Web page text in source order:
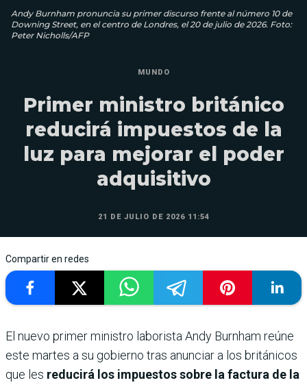
Andy Burnham pronuncia su primer discurso frente al número 10 de
Downing Street, en el centro de Londres, el 20 de julio de 2026. Foto:
Peter Nicholls/AFP
MUNDO
Primer ministro británico
reducirá impuestos de la
luz para mejorar el poder
adquisitivo
21 DE JULIO DE 2026 11:54
Compartir en redes
El nuevo primer ministro laborista Andy Burnham reúne
este martes a su gobierno tras anunciar a los británicos
que les reducirá los impuestos sobre la factura de la